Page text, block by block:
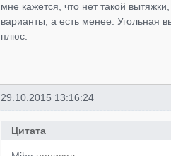
мне кажется, что нет такой
варианты, а есть менее. Угольная
плюс.
29.10.2015 13:16:24
Цитата